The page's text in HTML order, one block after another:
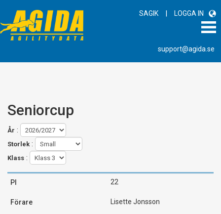
SAGIK | LOGGA IN
support@agida.se
Seniorcup
År :
Storlek :
Klass :
22
Lisette Jonsson